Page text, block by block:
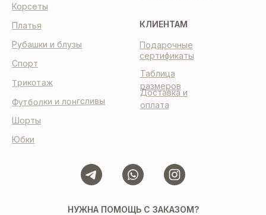
КЛИЕНТАМ
Таблица
размеров
Доставка и
оплата
Подарочные
сертификаты
НУЖНА ПОМОЩЬ С ЗАКАЗОМ?
Корсеты
Платья
Шорты
Спорт
Рубашки и блузы
Трикотаж
Футболки и лонгсливы
Юбки